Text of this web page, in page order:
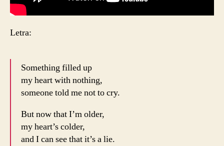
Letra:
Something filled up
my heart with nothing,
someone told me not to cry.
But now that I’m older,
my heart’s colder,
and I can see that it’s a lie.